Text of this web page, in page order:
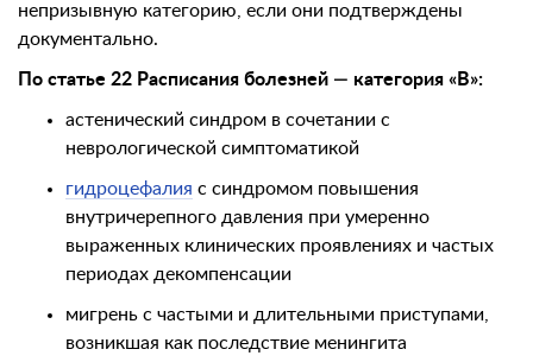
непризывную категорию, если они подтверждены
документально.
По статье 22 Расписания болезней — категория «В»:
астенический синдром в сочетании с
неврологической симптоматикой
гидроцефалия с синдромом повышения
внутричерепного давления при умеренно
выраженных клинических проявлениях и частых
периодах декомпенсации
мигрень с частыми и длительными приступами,
возникшая как последствие менингита